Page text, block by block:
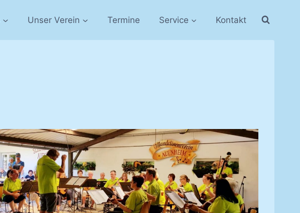
Unser Verein Termine Service Kontakt